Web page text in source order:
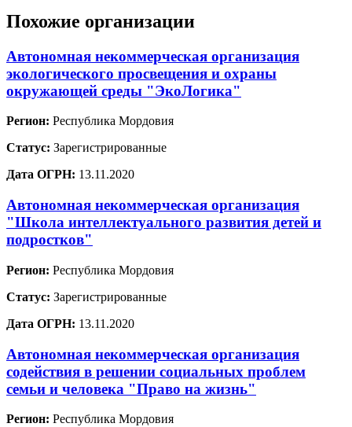
Похожие организации
Автономная некоммерческая организация
экологического просвещения и охраны
окружающей среды "ЭкоЛогика"
Регион: Республика Мордовия
Статус: Зарегистрированные
Дата ОГРН: 13.11.2020
Автономная некоммерческая организация
"Школа интеллектуального развития детей и
подростков"
Регион: Республика Мордовия
Статус: Зарегистрированные
Дата ОГРН: 13.11.2020
Автономная некоммерческая организация
содействия в решении социальных проблем
семьи и человека "Право на жизнь"
Регион: Республика Мордовия